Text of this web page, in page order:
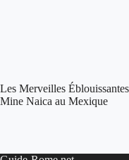
Les Merveilles
Mine Naica au Mexique